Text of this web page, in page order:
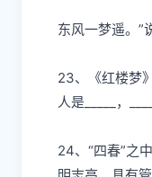
东⻛⼀梦遥。”
23、《红楼梦
⼈是 _____，_____
24、“四春”之